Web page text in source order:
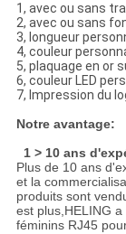
1, avec ou sans
2, avec ou sans
3, longueur
4, couleur
5, plaquage en or
6, couleur LED
7, Impression du
Notre avantage:
1 > 10 ans
Plus de 10 ans
et la
produits sont
est plus,HELING
féminins RJ45